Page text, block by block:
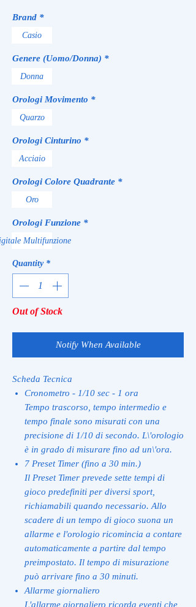
Brand *
Casio
Genere (Uomo/Donna) *
Donna
Orologi Movimento *
Quarzo
Orologi Cinturino *
Acciaio
Orologi Colore Quadrante *
Oro
Orologi Funzione *
Multifunzione
Quantity *
Out of Stock
Notify When Available
Scheda Tecnica
Cronometro - 1/10 sec - 1 ora
Tempo trascorso, tempo intermedio e
tempo finale sono misurati con una
precisione di 1/10 di secondo. L\'orologio
è in grado di misurare fino ad un\'ora.
7 Preset Timer (fino a 30 min.)
Il Preset Timer prevede sette tempi di
gioco predefiniti per diversi sport,
richiamabili quando necessario. Allo
scadere di un tempo di gioco suona un
allarme e l'orologio ricomincia a contare
automaticamente a partire dal tempo
preimpostato. Il tempo di misurazione
può arrivare fino a 30 minuti.
Allarme giornaliero
L'allarme giornaliero ricorda eventi che